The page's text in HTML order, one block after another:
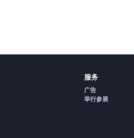
服务
广告
举行参展